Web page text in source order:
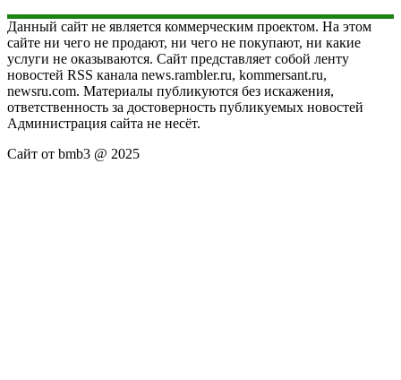
Данный сайт не является коммерческим проектом. На этом
сайте ни чего не продают, ни чего не покупают, ни какие
услуги не оказываются. Сайт представляет собой ленту
новостей RSS канала news.rambler.ru, kommersant.ru,
newsru.com. Материалы публикуются без искажения,
ответственность за достоверность публикуемых новостей
Администрация сайта не несёт.
Сайт от bmb3 @ 2025